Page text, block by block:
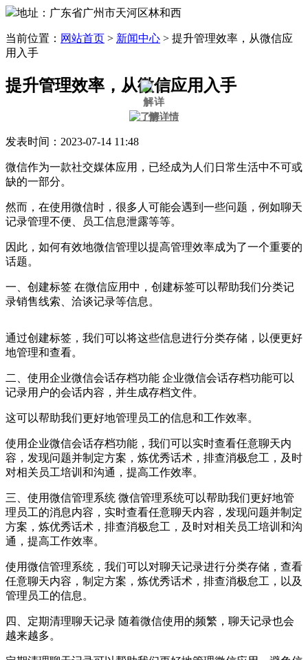
地址：广东省广州市天河区林和西
当前位置： 网站首页 > 新闻中心 > 提升管理效率，从微信应
用入手
提升管理效率，从微信应用入手
发表时间：2023-07-14 11:48
微信作为一款社交媒体应用，已经成为人们日常生活中不可或
缺的一部分。
然而，在使用微信时，很多人可能会遇到一些问题，例如聊天
记录管理不便、员工信息泄露等等。
因此，如何有效地微信管理以提高管理效率成为了一个重要的
话题。
一、创建标签 在微信应用中，创建标签可以帮助我们分类记
录销售线索、洽谈记录等信息。
通过创建标签，我们可以将这些信息进行分类存储，以便更好
地管理和查看。
二、使用企业微信会话存档功能 企业微信会话存档功能可以
记录用户的会话内容，并生成存档文件。
这可以帮助我们更好地管理员工的信息和工作效率。
使用企业微信会话存档功能，我们可以实时查看任意聊天内
容，发现问题并制定方案，炼优秀话术，排查消极怠工，及时
对相关员工培训和沟通，提高工作效率。
三、使用微信管理系统 微信管理系统可以帮助我们更好地管
理员工的消息内容，实时查看任意聊天内容，发现问题并制定
方案，炼优秀话术，排查消极怠工，及时对相关员工培训和沟
通，提高工作效率。
使用微信管理系统，我们可以对聊天记录进行分类存储，查看
任意聊天内容，制定方案，炼优秀话术，排查消极怠工，以及
管理员工的信息。
四、定期清理聊天记录 随着微信使用的频繁，聊天记录也会
越来越多。